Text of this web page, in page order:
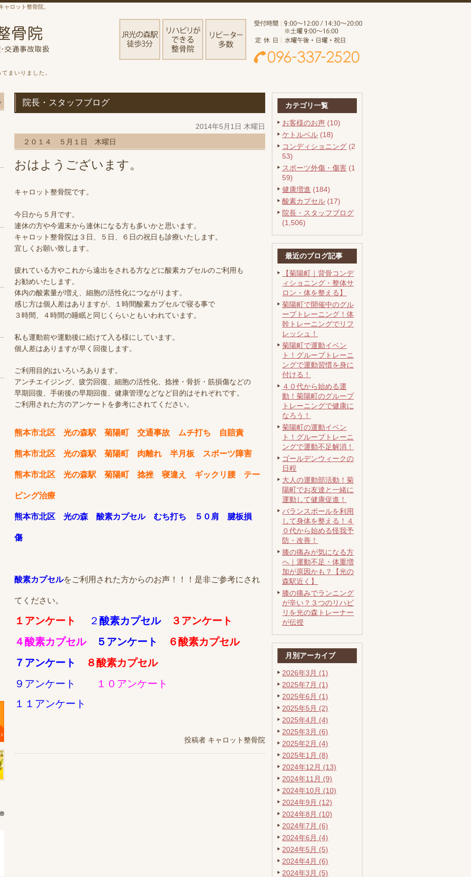
ャロット整骨院。
まいりました。
院長・スタッフブログ
2014年5月1日 木曜日
２０１４ ５月１日 木曜日
おはようございます。
キャロット整骨院です。
今日から５月です。
連休の方や今週末から連休になる方も多いかと思います。
キャロット整骨院は３日、５日、６日の祝日も診療いたします。
宜しくお願い致します。
疲れている方やこれから遠出をされる方などに酸素カプセルのご利用も
お勧めいたします。
体内の酸素量が増え、細胞の活性化につながります。
感じ方は個人差はありますが、１時間酸素カプセルで寝る事で
３時間、４時間の睡眠と同じくらいともいわれています。
私も運動前や運動後に続けて入る様にしています。
個人差はありますが早く回復します。
ご利用目的はいろいろあります。
アンチエイジング、疲労回復、細胞の活性化、捻挫・骨折・筋損傷などの
早期回復、手術後の早期回復、健康管理などなど目的はそれぞれです。
ご利用された方のアンケートを参考にされてください。
熊本市北区 光の森駅 菊陽町 交通事故 ムチ打ち 自賠責
熊本市北区 光の森駅 菊陽町 肉離れ 半月板 スポーツ障害
熊本市北区 光の森駅 菊陽町 捻挫 寝違え ギックリ腰 テー
ピング治療
熊本市北区 光の森 酸素カプセル むち打ち ５０肩 腱板損
傷
酸素カプセルをご利用された方からのお声！！！是非ご参考にされ
てください。
１アンケート ２ 酸素カプセル３アンケート
４酸素カプセル５アンケート
６酸素カプセル
７アンケート
８酸素カプセル
９アンケート
１０アンケート
１１アンケート
投稿者 キャロット整骨院
カテゴリ一覧
お客様のお声 (10)
ケトルベル (18)
コンディショニング (2
53)
スポーツ外傷・傷害 (1
59)
健康増進 (184)
酸素カプセル (17)
院長・スタッフブログ
(1,506)
最近のブログ記事
【菊陽町｜背骨コンデ
ィショニング・整体サ
ロン・体を整える】
菊陽町で開催中のグル
ープトレーニング！体
幹トレーニングでリフ
レッシュ！
菊陽町で運動イベン
ト！グループトレーニ
ングで運動習慣を身に
付ける！
４０代から始める運
動！菊陽町のグループ
トレーニングで健康に
なろう！
菊陽町の運動イベン
ト！グループトレーニ
ングで運動不足解消！
ゴールデンウィークの
日程
大人の運動部活動！菊
陽町でお友達と一緒に
運動して健康促進！
バランスボールを利用
して身体を整える！４
０代から始める怪我予
防・改善！
膝の痛みが気になる方
へ｜運動不足・体重増
加が原因かも？【光の
森駅近く】
膝の痛みでランニング
が辛い？３つのリハビ
リを光の森トレーナー
が伝授
月別アーカイブ
2026年3月 (1)
2025年7月 (1)
2025年6月 (1)
2025年5月 (2)
2025年4月 (4)
2025年3月 (6)
2025年2月 (4)
2025年1月 (8)
2024年12月 (13)
2024年11月 (9)
2024年10月 (10)
2024年9月 (12)
2024年8月 (10)
2024年7月 (6)
2024年6月 (4)
2024年5月 (5)
2024年4月 (6)
2024年3月 (5)